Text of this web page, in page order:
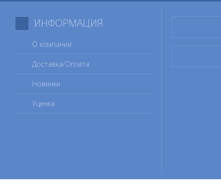
ИНФОРМАЦИЯ
О компании
Доставка/Оплата
Новинки
Уценка